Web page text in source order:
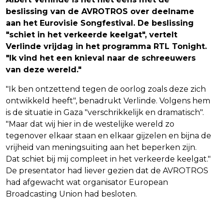
beslissing van de AVROTROS over deelname
aan het Eurovisie Songfestival. De beslissing
"schiet in het verkeerde keelgat", vertelt
Verlinde vrijdag in het programma RTL Tonight.
"Ik vind het een knieval naar de schreeuwers
van deze wereld."
"Ik ben ontzettend tegen de oorlog zoals deze zich
ontwikkeld heeft", benadrukt Verlinde. Volgens hem
is de situatie in Gaza "verschrikkelijk en dramatisch".
"Maar dat wij hier in de westelijke wereld zo
tegenover elkaar staan en elkaar gijzelen en bijna de
vrijheid van meningsuiting aan het beperken zijn.
Dat schiet bij mij compleet in het verkeerde keelgat."
De presentator had liever gezien dat de AVROTROS
had afgewacht wat organisator European
Broadcasting Union had besloten.